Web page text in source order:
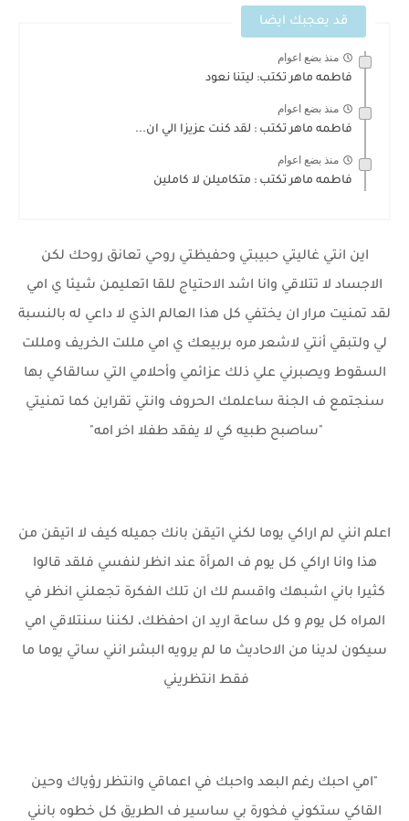
قد يعجبك ايضا
منذ بضع اعوام
فاطمه ماهر تكتب: ليتنا نعود
منذ بضع اعوام
فاطمه ماهر تكتب : لقد كنت عزيزا الي ان...
منذ بضع اعوام
فاطمه ماهر تكتب : متكاميلن لا كاملين
اين انتي غاليتي حبيبتي وحفيظتي روحي تعانق روحك لكن
الاجساد لا تتلاقي وانا اشد الاحتياج للقا اتعليمن شيئا ي امي
لقد تمنيت مرار ان يختفي كل هذا العالم الذي لا داعي له بالنسبة
لي ولتبقي أنتي لاشعر مره بربيعك ي امي مللت الخريف ومللت
السقوط ويصبرني علي ذلك عزائمي وأحلامي التي سالقاكي بها
سنجتمع ف الجنة ساعلمك الحروف وانتي تقراين كما تمنيتي
"ساصبح طبيه كي لا يفقد طفلا اخر امه"
اعلم انني لم اراكي يوما لكني اتيقن بانك جميله كيف لا اتيقن من
هذا وانا اراكي كل يوم ف المرأة عند انظر لنفسي فلقد قالوا
كثيرا باني اشبهك واقسم لك ان تلك الفكرة تجعلني انظر في
المراه كل يوم و كل ساعة اريد ان احفظك، لكننا سنتلاقي امي
سيكون لدينا من الاحاديث ما لم يرويه البشر انني ساتي يوما ما
فقط انتظريني
"امي احبك رغم البعد واحبك في اعماقي وانتظر رؤياك وحين
القاكي ستكوني فخورة بي ساسير ف الطريق كل خطوه بانني